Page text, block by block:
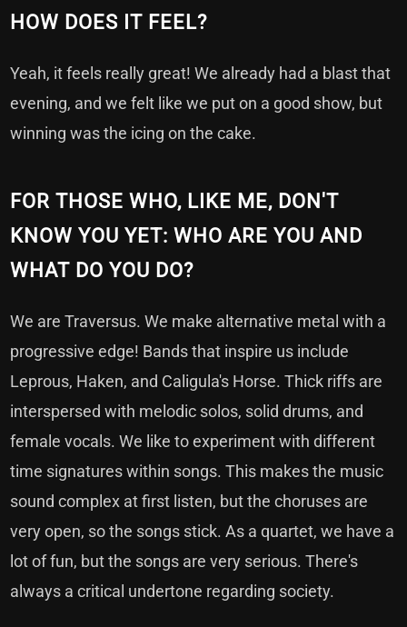
HOW DOES IT FEEL?
Yeah, it feels really great! We already had a blast that
evening, and we felt like we put on a good show, but
winning was the icing on the cake.
FOR THOSE WHO, LIKE ME, DON'T
KNOW YOU YET: WHO ARE YOU AND
WHAT DO YOU DO?
We are Traversus. We make alternative metal with a
progressive edge! Bands that inspire us include
Leprous, Haken, and Caligula's Horse. Thick riffs are
interspersed with melodic solos, solid drums, and
female vocals. We like to experiment with different
time signatures within songs. This makes the music
sound complex at first listen, but the choruses are
very open, so the songs stick. As a quartet, we have a
lot of fun, but the songs are very serious. There's
always a critical undertone regarding society.